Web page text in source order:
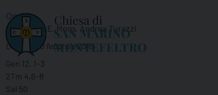
Omelia
Omelia di S.E. Mons. Andrea Turazzi
Dogana, 10 febbraio 2016
Gen 12, 1-3
2Tm 4,6-8
Sal 50